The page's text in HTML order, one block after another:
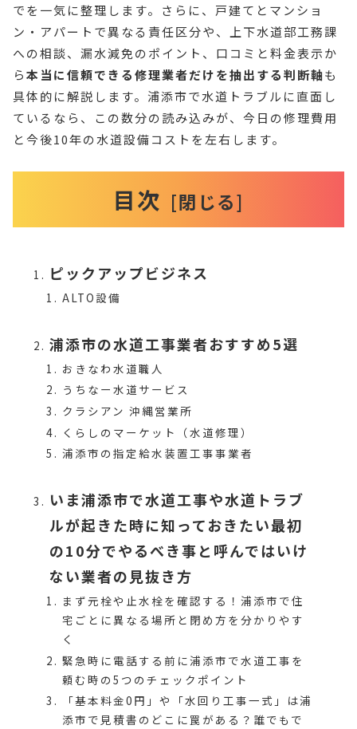
でを一気に整理します。さらに、戸建てとマンショ
ン・アパートで異なる責任区分や、上下水道部工務課
への相談、漏水減免のポイント、口コミと料金表示か
ら本当に信頼できる修理業者だけを抽出する判断軸も
具体的に解説します。浦添市で水道トラブルに直面し
ているなら、この数分の読み込みが、今日の修理費用
と今後10年の水道設備コストを左右します。
目次
ピックアップビジネス
ALTO設備
浦添市の水道工事業者おすすめ5選
おきなわ水道職人
うちなー水道サービス
クラシアン 沖縄営業所
くらしのマーケット（水道修理）
浦添市の指定給水装置工事事業者
いま浦添市で水道工事や水道トラブ
ルが起きた時に知っておきたい最初
の10分でやるべき事と呼んではいけ
ない業者の見抜き方
まず元栓や止水栓を確認する！浦添市で住
宅ごとに異なる場所と閉め方を分かりやす
く
緊急時に電話する前に浦添市で水道工事を
頼む時の5つのチェックポイント
「基本料金0円」や「水回り工事一式」は浦
添市で見積書のどこに罠がある？誰でもで